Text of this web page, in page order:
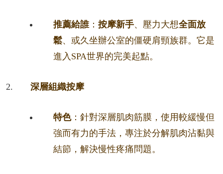
推薦給誰： 按摩新手、壓力大想全面放
鬆、或久坐辦公室的僵硬肩頸族群。它是
進入SPA世界的完美起點。
深層組織按摩
特色：針對深層肌肉筋膜，使用較緩慢但
強而有力的手法，專注於分解肌肉沾黏與
結節，解決慢性疼痛問題。